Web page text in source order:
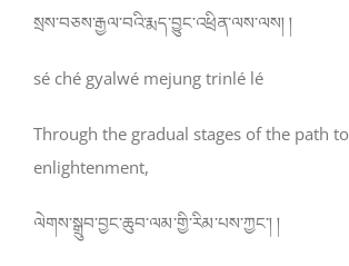
སྲས་བཅས་རྒྱལ་བའི་རྨད་བྱུང་འཕྲིན་ལས་ལས། །
sé ché gyalwé mejung trinlé lé
Through the gradual stages of the path to
enlightenment,
ལེགས་སྒྲུབ་བྱང་ཆུབ་ལམ་གྱི་རིམ་པས་ཀྱང་། །